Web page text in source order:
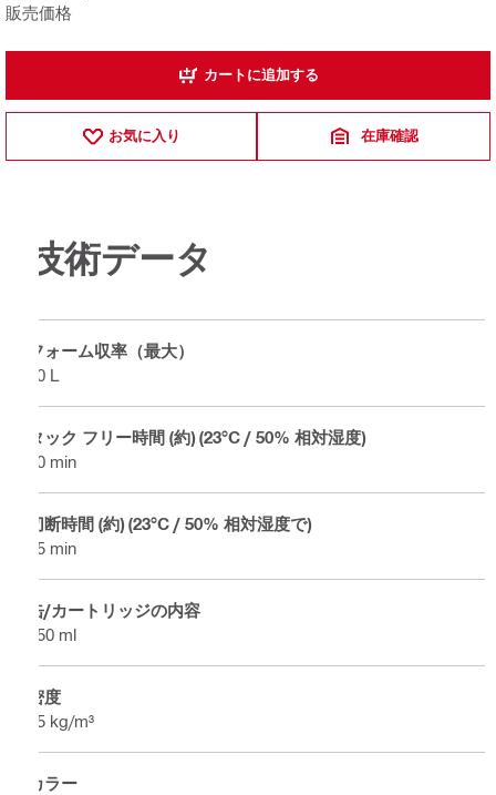
販売価格
カートに追加する
お気に入り 在庫確認
技術データ
フォーム収率（最大）
50 L
タック フリー時間 (約) (23°C / 50% 相対湿度)
10 min
切断時間 (約) (23°C / 50% 相対湿度で)
25 min
缶/カートリッジの内容
750 ml
密度
15 kg/m³
カラー